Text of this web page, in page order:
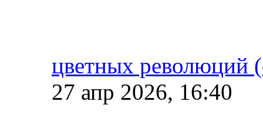
цветных революций
27 апр 2026, 16:40